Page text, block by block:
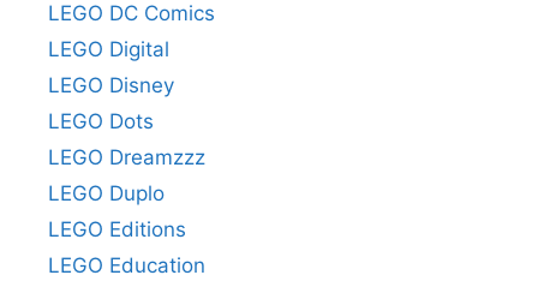
LEGO DC Comics
LEGO Digital
LEGO Disney
LEGO Dots
LEGO Dreamzzz
LEGO Duplo
LEGO Editions
LEGO Education